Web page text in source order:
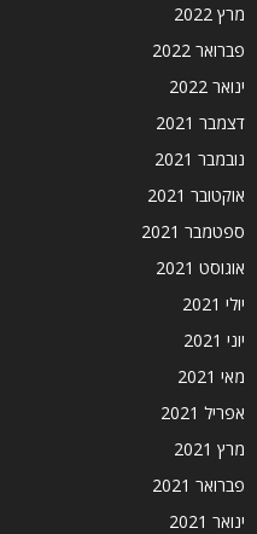
מרץ 2022
פברואר 2022
ינואר 2022
דצמבר 2021
נובמבר 2021
אוקטובר 2021
ספטמבר 2021
אוגוסט 2021
יולי 2021
יוני 2021
מאי 2021
אפריל 2021
מרץ 2021
פברואר 2021
ינואר 2021